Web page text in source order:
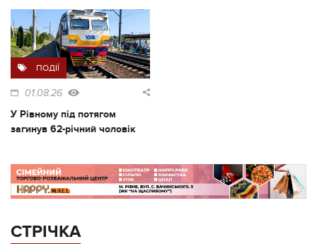
ПОДІЇ
01.08.26
У Рівному під потягом
загинув 62-річний чоловік
СТРІЧКА